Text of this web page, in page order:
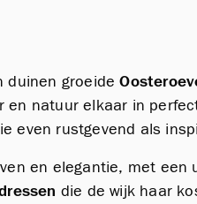
duinen groeide
en natuur elkaar in
even rustgevend als
en elegantie, met een
die de wijk haar